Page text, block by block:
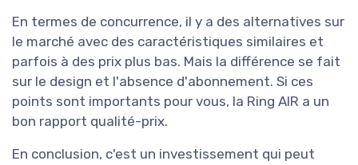
En termes de concurrence, il y a des alternatives sur
le marché avec des caractéristiques similaires et
parfois à des prix plus bas. Mais la différence se fait
sur le design et l'absence d'abonnement. Si ces
points sont importants pour vous, la Ring AIR a un
bon rapport qualité-prix.
En conclusion, c'est un investissement qui peut